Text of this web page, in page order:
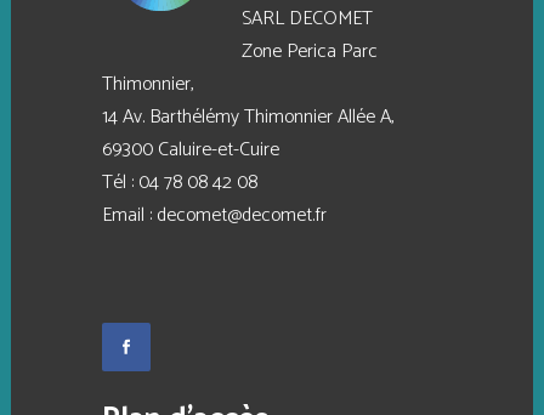
SARL DECOMET
Zone Perica Parc
Thimonnier,
14 Av. Barthélémy Thimonnier Allée A,
69300 Caluire-et-Cuire
Tél :04 78 08 42 08
Email :decomet@decomet.fr